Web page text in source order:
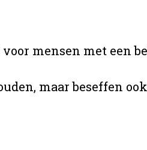
mensen met een
maar beseffen